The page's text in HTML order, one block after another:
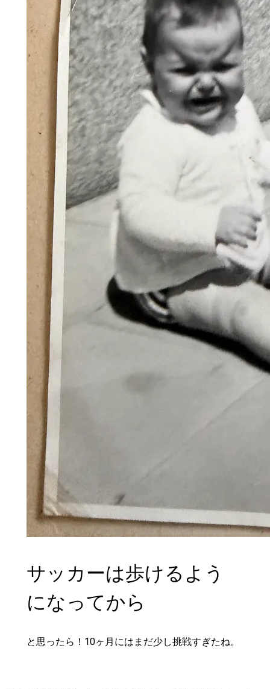
サッカーは歩けるよう
になってから
と思ったら！10ヶ月にはまだ少し挑戦すぎたね。